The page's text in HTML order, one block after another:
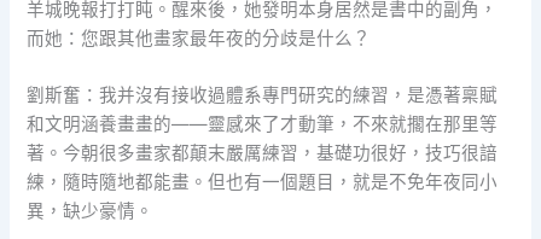
羊城晚報打打盹。醒來後，她發明本身居然是書中的副角，
而她：您跟其他畫家最年夜的分歧是什么？
劉斯奮：我并沒有接收過體系專門研究的練習，是憑著稟賦
和文明涵養畫畫的——靈感來了才動筆，不來就擱在那里等
著。今朝很多畫家都顛末嚴厲練習，基礎功很好，技巧很諳
練，隨時隨地都能畫。但也有一個題目，就是不免年夜同小
異，缺少豪情。